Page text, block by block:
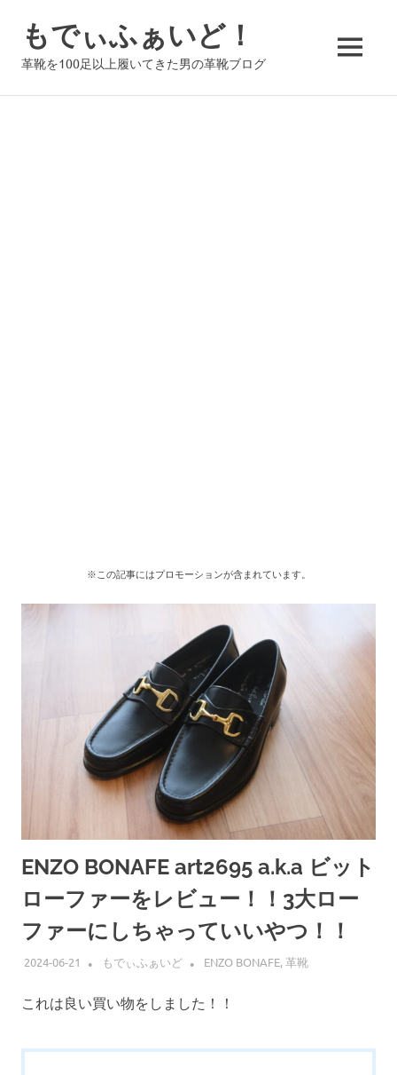
ツ
もでぃふぁいど！
革靴を100足以上履いてきた男の革靴ブログ MENU
※この記事にはプロモーションが含まれています。
ENZO BONAFE art2695 a.k.a ビット
ローファーをレビュー！！3大ロー
ファーにしちゃっていいやつ！！
2024-06-21 もでぃふぁいど ENZO BONAFE,革靴
これは良い買い物をしました！！